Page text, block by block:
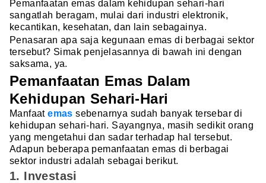
Pemanfaatan emas dalam kehidupan sehari-hari
sangatlah beragam, mulai dari industri elektronik,
kecantikan, kesehatan, dan lain sebagainya.
Penasaran apa saja kegunaan emas di berbagai sektor
tersebut? Simak penjelasannya di bawah ini dengan
saksama, ya.
Pemanfaatan Emas Dalam
Kehidupan Sehari-Hari
Manfaatemas sebenarnya sudah banyak tersebar di
kehidupan sehari-hari. Sayangnya, masih sedikit orang
yang mengetahui dan sadar terhadap hal tersebut.
Adapun beberapa pemanfaatan emas di berbagai
sektor industri adalah sebagai berikut.
1. Investasi